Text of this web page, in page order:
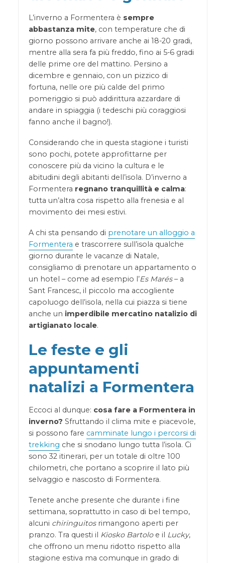
L’inverno a Formentera è sempre
abbastanza mite, con temperature che di
giorno possono arrivare anche ai 18-20 gradi,
mentre alla sera fa più freddo, fino ai 5-6 gradi
delle prime ore del mattino. Persino a
dicembre e gennaio, con un pizzico di
fortuna, nelle ore più calde del primo
pomeriggio si può addirittura azzardare di
andare in spiaggia (i tedeschi più coraggiosi
fanno anche il bagno!).
Considerando che in questa stagione i turisti
sono pochi, potete approfittarne per
conoscere più da vicino la cultura e le
abitudini degli abitanti dell’isola. D’inverno a
Formentera regnano tranquillità e calma:
tutta un’altra cosa rispetto alla frenesia e al
movimento dei mesi estivi.
A chi sta pensando di prenotare un alloggio a
Formentera e trascorrere sull’isola qualche
giorno durante le vacanze di Natale,
consigliamo di prenotare un appartamento o
un hotel – come ad esempio l’Es Marés– a
Sant Francesc, il piccolo ma accogliente
capoluogo dell’isola, nella cui piazza si tiene
anche un imperdibile mercatino natalizio di
artigianato locale.
Le feste e gli
appuntamenti
natalizi a Formentera
Eccoci al dunque: cosa fare a Formentera in
inverno? Sfruttando il clima mite e piacevole,
si possono fare camminate lungo i percorsi di
trekking che si snodano lungo tutta l’isola. Ci
sono 32 itinerari, per un totale di oltre 100
chilometri, che portano a scoprire il lato più
selvaggio e nascosto di Formentera.
Tenete anche presente che durante i fine
settimana, soprattutto in caso di bel tempo,
alcuni chiringuitosrimangono aperti per
pranzo. Tra questi il Kiosko Bartoloe il Lucky,
che offrono un menu ridotto rispetto alla
stagione estiva ma comunque in grado di